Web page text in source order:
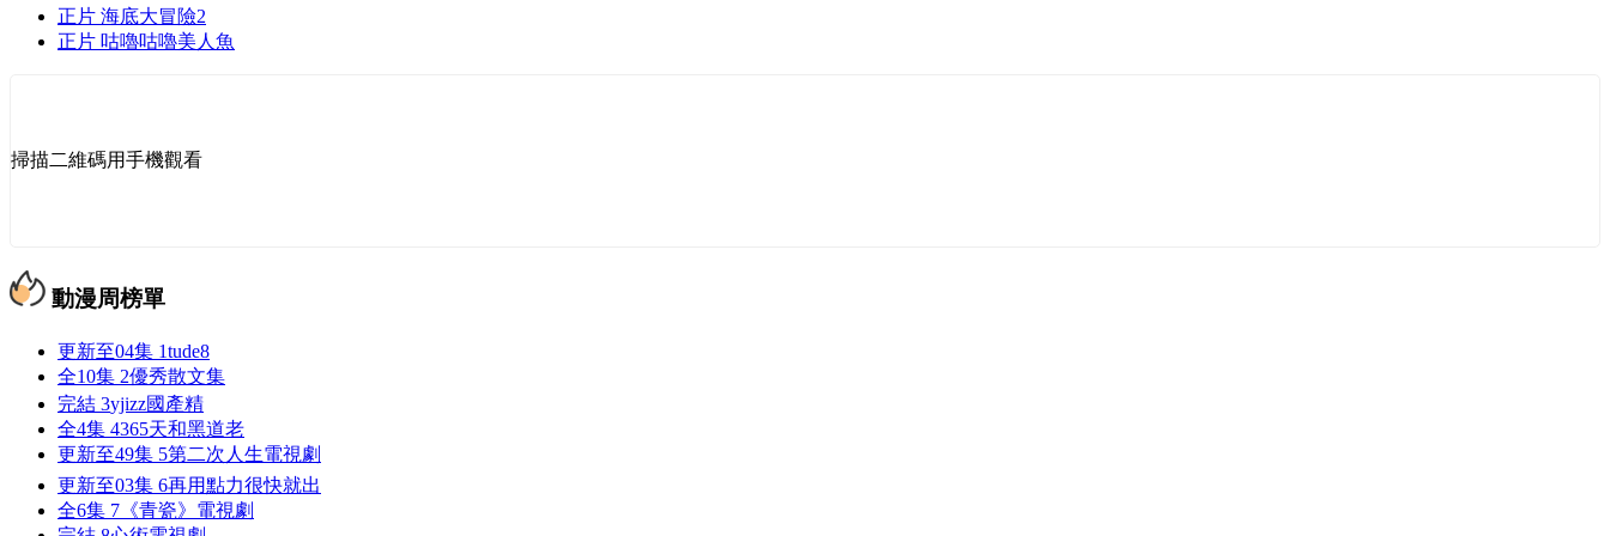
正片 海底大冒險2
正片 咕嚕咕嚕美人魚
掃描二維碼用手機觀看
動漫周榜單
更新至04集 1tude8
全10集 2優秀散文集
完結 3yjizz國產精
全4集 4365天和黑道老
更新至49集 5第二次人生電視劇
更新至03集 6再用點力很快就出
全6集 7 《青瓷》電視劇